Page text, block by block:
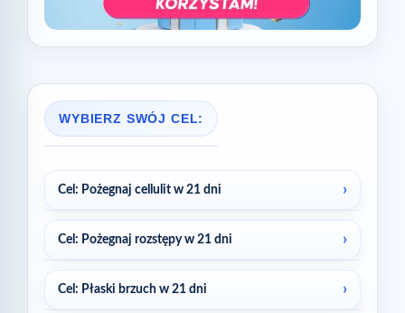
WYBIERZ SWÓJ CEL:
Cel: Pożegnaj cellulit w 21 dni
Cel: Pożegnaj rozstępy w 21 dni
Cel: Płaski brzuch w 21 dni